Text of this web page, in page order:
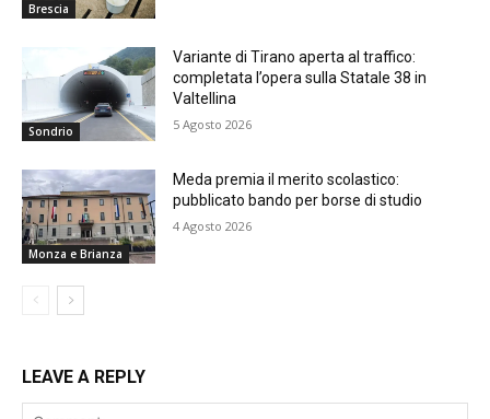
Brescia
Sondrio
Variante di Tirano aperta al traffico:
completata l’opera sulla Statale 38 in
Valtellina
5 Agosto 2026
Monza e Brianza
Meda premia il merito scolastico:
pubblicato bando per borse di studio
4 Agosto 2026
LEAVE A REPLY